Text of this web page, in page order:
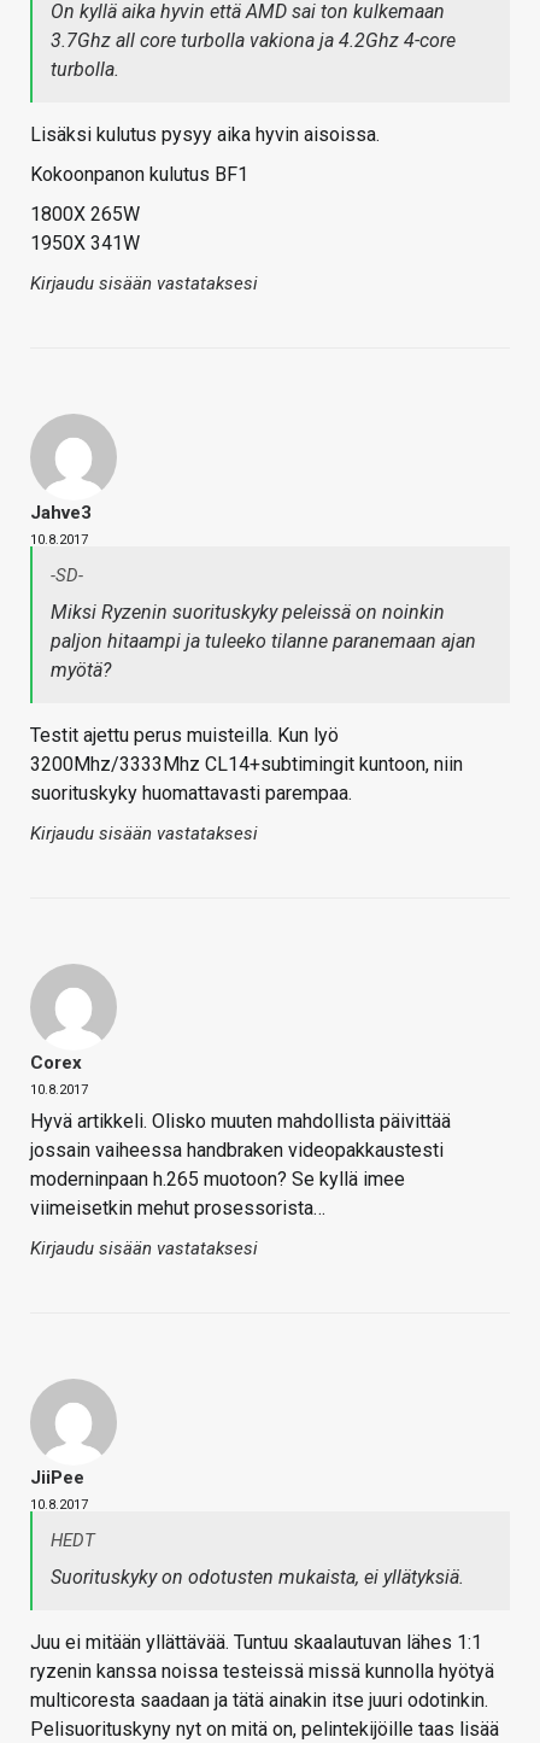
On kyllä aika hyvin että AMD sai ton kulkemaan
3.7Ghz all core turbolla vakiona ja 4.2Ghz 4-core
turbolla.
Lisäksi kulutus pysyy aika hyvin aisoissa.
Kokoonpanon kulutus BF1
1800X 265W
1950X 341W
Kirjaudu sisään vastataksesi
Jahve3
10.8.2017
-SD-
Miksi Ryzenin suorituskyky peleissä on noinkin
paljon hitaampi ja tuleeko tilanne paranemaan ajan
myötä?
Testit ajettu perus muisteilla. Kun lyö
3200Mhz/3333Mhz CL14+subtimingit kuntoon, niin
suorituskyky huomattavasti parempaa.
Kirjaudu sisään vastataksesi
Corex
10.8.2017
Hyvä artikkeli. Olisko muuten mahdollista päivittää
jossain vaiheessa handbraken videopakkaustesti
moderninpaan h.265 muotoon? Se kyllä imee
viimeisetkin mehut prosessorista…
Kirjaudu sisään vastataksesi
JiiPee
10.8.2017
HEDT
Suorituskyky on odotusten mukaista, ei yllätyksiä.
Juu ei mitään yllättävää. Tuntuu skaalautuvan lähes 1:1
ryzenin kanssa noissa testeissä missä kunnolla hyötyä
multicoresta saadaan ja tätä ainakin itse juuri odotinkin.
Pelisuorituskyny nyt on mitä on, pelintekijöille taas lisää